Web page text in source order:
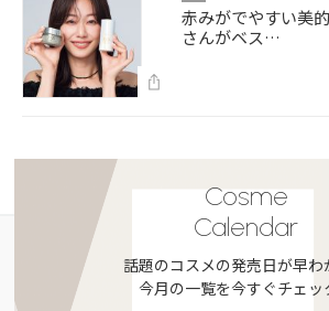
赤みがでやすい美
さんがベス…
Cosme
Calendar
話題のコスメの発売日が早わ
今月の一覧を今すぐチェッ